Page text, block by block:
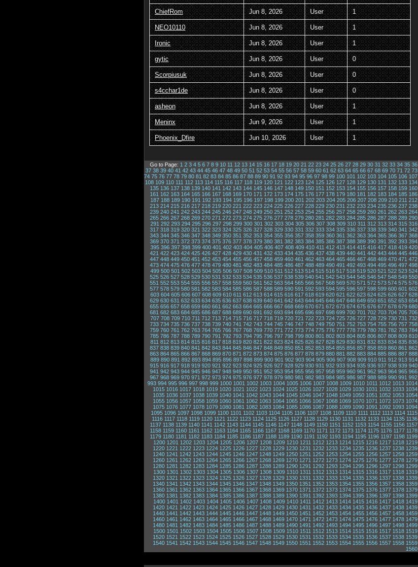
ChiefRom Jun 8, 2026 User 1
NEO10110 Jun 8, 2026 User 1
Ironic Jun 8, 2026 User 1
gytic Jun 8, 2026 User 0
Scorpiusuk Jun 8, 2026 User 0
s4cchar1de Jun 8, 2026 User 0
asheon Jun 8, 2026 User 1
Meninx Jun 9, 2026 User 1
Phoenix_Dfire Jun 10, 2026 User 1
Go to Page: 1 2 3 4 5 6 7 8 9 10 11 12 13 14 15 16 17 18 19 20 21 22 23 24 25 26 27 28 29 30 31 32 33 34 35 36
37 38 39 40 41 42 43 44 45 46 47 48 49 50 51 52 53 54 55 56 57 58 59 60 61 62 63 64 65 66 67 68 69 70 71 72 73
74 75 76 77 78 79 80 81 82 83 84 85 86 87 88 89 90 91 92 93 94 95 96 97 98 99 100 101 102 103 104 105 106 107
108 109 110 111 112 113 114 115 116 117 118 119 120 121 122 123 124 125 126 127 128 129 130 131 132 133 134
135 136 137 138 139 140 141 142 143 144 145 146 147 148 149 150 151 152 153 154 155 156 157 158 159 160
161 162 163 164 165 166 167 168 169 170 171 172 173 174 175 176 177 178 179 180 181 182 183 184 185 186
187 188 189 190 191 192 193 194 195 196 197 198 199 200 201 202 203 204 205 206 207 208 209 210 211 212
213 214 215 216 217 218 219 220 221 222 223 224 225 226 227 228 229 230 231 232 233 234 235 236 237 238
239 240 241 242 243 244 245 246 247 248 249 250 251 252 253 254 255 256 257 258 259 260 261 262 263 264
265 266 267 268 269 270 271 272 273 274 275 276 277 278 279 280 281 282 283 284 285 286 287 288 289 290
291 292 293 294 295 296 297 298 299 300 301 302 303 304 305 306 307 308 309 310 311 312 313 314 315 316
317 318 319 320 321 322 323 324 325 326 327 328 329 330 331 332 333 334 335 336 337 338 339 340 341 342
343 344 345 346 347 348 349 350 351 352 353 354 355 356 357 358 359 360 361 362 363 364 365 366 367 368
369 370 371 372 373 374 375 376 377 378 379 380 381 382 383 384 385 386 387 388 389 390 391 392 393 394
395 396 397 398 399 400 401 402 403 404 405 406 407 408 409 410 411 412 413 414 415 416 417 418 419 420
421 422 423 424 425 426 427 428 429 430 431 432 433 434 435 436 437 438 439 440 441 442 443 444 445 446
447 448 449 450 451 452 453 454 455 456 457 458 459 460 461 462 463 464 465 466 467 468 469 470 471 472
473 474 475 476 477 478 479 480 481 482 483 484 485 486 487 488 489 490 491 492 493 494 495 496 497 498
499 500 501 502 503 504 505 506 507 508 509 510 511 512 513 514 515 516 517 518 519 520 521 522 523 524
525 526 527 528 529 530 531 532 533 534 535 536 537 538 539 540 541 542 543 544 545 546 547 548 549 550
551 552 553 554 555 556 557 558 559 560 561 562 563 564 565 566 567 568 569 570 571 572 573 574 575 576
577 578 579 580 581 582 583 584 585 586 587 588 589 590 591 592 593 594 595 596 597 598 599 600 601 602
603 604 605 606 607 608 609 610 611 612 613 614 615 616 617 618 619 620 621 622 623 624 625 626 627 628
629 630 631 632 633 634 635 636 637 638 639 640 641 642 643 644 645 646 647 648 649 650 651 652 653 654
655 656 657 658 659 660 661 662 663 664 665 666 667 668 669 670 671 672 673 674 675 676 677 678 679 680
681 682 683 684 685 686 687 688 689 690 691 692 693 694 695 696 697 698 699 700 701 702 703 704 705 706
707 708 709 710 711 712 713 714 715 716 717 718 719 720 721 722 723 724 725 726 727 728 729 730 731 732
733 734 735 736 737 738 739 740 741 742 743 744 745 746 747 748 749 750 751 752 753 754 755 756 757 758
759 760 761 762 763 764 765 766 767 768 769 770 771 772 773 774 775 776 777 778 779 780 781 782 783 784
785 786 787 788 789 790 791 792 793 794 795 796 797 798 799 800 801 802 803 804 805 806 807 808 809 810
811 812 813 814 815 816 817 818 819 820 821 822 823 824 825 826 827 828 829 830 831 832 833 834 835 836
837 838 839 840 841 842 843 844 845 846 847 848 849 850 851 852 853 854 855 856 857 858 859 860 861 862
863 864 865 866 867 868 869 870 871 872 873 874 875 876 877 878 879 880 881 882 883 884 885 886 887 888
889 890 891 892 893 894 895 896 897 898 899 900 901 902 903 904 905 906 907 908 909 910 911 912 913 914
915 916 917 918 919 920 921 922 923 924 925 926 927 928 929 930 931 932 933 934 935 936 937 938 939 940
941 942 943 944 945 946 947 948 949 950 951 952 953 954 955 956 957 958 959 960 961 962 963 964 965 966
967 968 969 970 971 972 973 974 975 976 977 978 979 980 981 982 983 984 985 986 987 988 989 990 991 992
993 994 995 996 997 998 999 1000 1001 1002 1003 1004 1005 1006 1007 1008 1009 1010 1011 1012 1013 1014
1015 1016 1017 1018 1019 1020 1021 1022 1023 1024 1025 1026 1027 1028 1029 1030 1031 1032 1033 1034
1035 1036 1037 1038 1039 1040 1041 1042 1043 1044 1045 1046 1047 1048 1049 1050 1051 1052 1053 1054
1055 1056 1057 1058 1059 1060 1061 1062 1063 1064 1065 1066 1067 1068 1069 1070 1071 1072 1073 1074
1075 1076 1077 1078 1079 1080 1081 1082 1083 1084 1085 1086 1087 1088 1089 1090 1091 1092 1093 1094
1095 1096 1097 1098 1099 1100 1101 1102 1103 1104 1105 1106 1107 1108 1109 1110 1111 1112 1113 1114 1115
1116 1117 1118 1119 1120 1121 1122 1123 1124 1125 1126 1127 1128 1129 1130 1131 1132 1133 1134 1135 1136
1137 1138 1139 1140 1141 1142 1143 1144 1145 1146 1147 1148 1149 1150 1151 1152 1153 1154 1155 1156 1157
1158 1159 1160 1161 1162 1163 1164 1165 1166 1167 1168 1169 1170 1171 1172 1173 1174 1175 1176 1177 1178
1179 1180 1181 1182 1183 1184 1185 1186 1187 1188 1189 1190 1191 1192 1193 1194 1195 1196 1197 1198 1199
1200 1201 1202 1203 1204 1205 1206 1207 1208 1209 1210 1211 1212 1213 1214 1215 1216 1217 1218 1219
1220 1221 1222 1223 1224 1225 1226 1227 1228 1229 1230 1231 1232 1233 1234 1235 1236 1237 1238 1239
1240 1241 1242 1243 1244 1245 1246 1247 1248 1249 1250 1251 1252 1253 1254 1255 1256 1257 1258 1259
1260 1261 1262 1263 1264 1265 1266 1267 1268 1269 1270 1271 1272 1273 1274 1275 1276 1277 1278 1279
1280 1281 1282 1283 1284 1285 1286 1287 1288 1289 1290 1291 1292 1293 1294 1295 1296 1297 1298 1299
1300 1301 1302 1303 1304 1305 1306 1307 1308 1309 1310 1311 1312 1313 1314 1315 1316 1317 1318 1319
1320 1321 1322 1323 1324 1325 1326 1327 1328 1329 1330 1331 1332 1333 1334 1335 1336 1337 1338 1339
1340 1341 1342 1343 1344 1345 1346 1347 1348 1349 1350 1351 1352 1353 1354 1355 1356 1357 1358 1359
1360 1361 1362 1363 1364 1365 1366 1367 1368 1369 1370 1371 1372 1373 1374 1375 1376 1377 1378 1379
1380 1381 1382 1383 1384 1385 1386 1387 1388 1389 1390 1391 1392 1393 1394 1395 1396 1397 1398 1399
1400 1401 1402 1403 1404 1405 1406 1407 1408 1409 1410 1411 1412 1413 1414 1415 1416 1417 1418 1419
1420 1421 1422 1423 1424 1425 1426 1427 1428 1429 1430 1431 1432 1433 1434 1435 1436 1437 1438 1439
1440 1441 1442 1443 1444 1445 1446 1447 1448 1449 1450 1451 1452 1453 1454 1455 1456 1457 1458 1459
1460 1461 1462 1463 1464 1465 1466 1467 1468 1469 1470 1471 1472 1473 1474 1475 1476 1477 1478 1479
1480 1481 1482 1483 1484 1485 1486 1487 1488 1489 1490 1491 1492 1493 1494 1495 1496 1497 1498 1499
1500 1501 1502 1503 1504 1505 1506 1507 1508 1509 1510 1511 1512 1513 1514 1515 1516 1517 1518 1519
1520 1521 1522 1523 1524 1525 1526 1527 1528 1529 1530 1531 1532 1533 1534 1535 1536 1537 1538 1539
1540 1541 1542 1543 1544 1545 1546 1547 1548 1549 1550 1551 1552 1553 1554 1555 1556 1557 1558 1559
1560